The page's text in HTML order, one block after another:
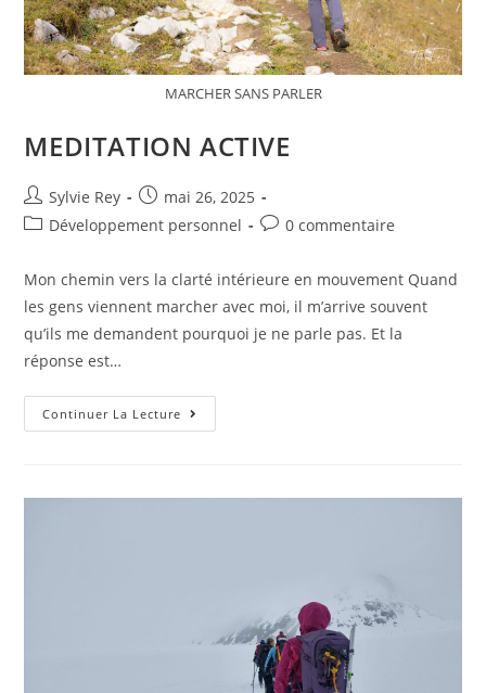
MARCHER SANS PARLER
MEDITATION ACTIVE
Sylvie Rey
mai 26, 2025
Développement personnel
0 commentaire
Mon chemin vers la clarté intérieure en mouvement Quand
les gens viennent marcher avec moi, il m’arrive souvent
qu’ils me demandent pourquoi je ne parle pas. Et la
réponse est…
Continuer La Lecture